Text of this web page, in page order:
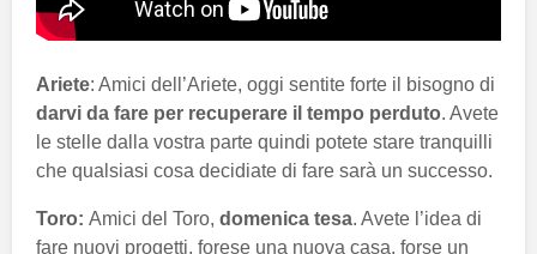
Ariete: Amici dell’Ariete, oggi sentite forte il bisogno di
darvi da fare per recuperare il tempo perduto. Avete
le stelle dalla vostra parte quindi potete stare tranquilli
che qualsiasi cosa decidiate di fare sarà un successo.
Toro: Amici del Toro, domenica tesa. Avete l’idea di
fare nuovi progetti, forese una nuova casa, forse un